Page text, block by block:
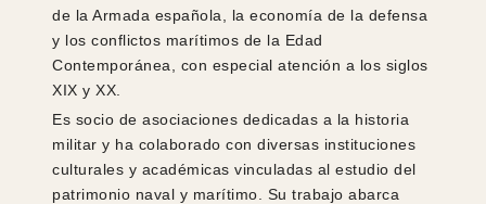
de la Armada española, la economía de la defensa
y los conflictos marítimos de la Edad
Contemporánea, con especial atención a los siglos
XIX y XX.
Es socio de asociaciones dedicadas a la historia
militar y ha colaborado con diversas instituciones
culturales y académicas vinculadas al estudio del
patrimonio naval y marítimo. Su trabajo abarca